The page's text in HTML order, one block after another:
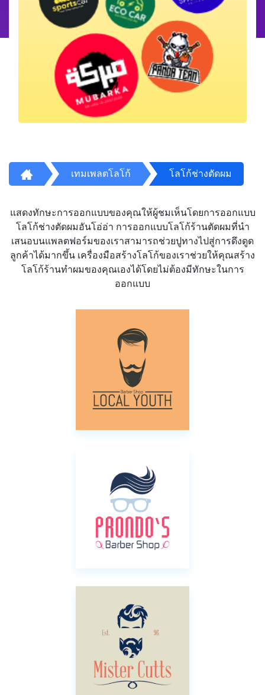
เทมเพลตโลโก้ โลโก้ช่างตัดผม
แสดงทักษะการออกแบบของคุณให้ผู้ชมเห็นโดยการออกแบบ
โลโก้ช่างตัดผมอันโอ่อ่า การออกแบบโลโก้ร้านตัดผมที่นำ
เสนอบนแพลตฟอร์มของเราสามารถช่วยปูทางไปสู่การดึงดูด
ลูกค้าได้มากขึ้น เครื่องมือสร้างโลโก้ของเราช่วยให้คุณสร้าง
โลโก้ร้านทำผมของคุณเองได้โดยไม่ต้องมีทักษะในการ
ออกแบบ